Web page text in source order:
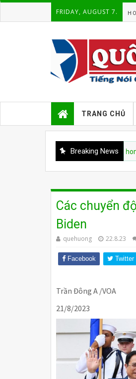
FRIDAY, AUGUST 7.
TRANG CHỦ
Breaking News
Không Mẫu Hạm Mỹ và Vinhomes Hải
Các chuyển
Biden
quehuong 22.8.23
Facebook Twitter
Trần Đông A /VOA
21/8/2023